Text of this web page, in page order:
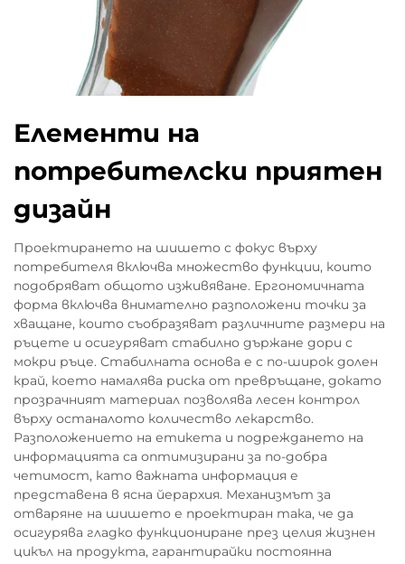
Елементи на
потребителски приятен
дизайн
Проектирането на шишето с фокус върху
потребителя включва множество функции, които
подобряват общото изживяване. Ергономичната
форма включва внимателно разположени точки за
хващане, които съобразяват различните размери на
ръцете и осигуряват стабилно държане дори с
мокри ръце. Стабилната основа е с по-широк долен
край, което намалява риска от превръщане, докато
прозрачният материал позволява лесен контрол
върху останалото количество лекарство.
Разположението на етикета и подреждането на
информацията са оптимизирани за по-добра
четимост, като важната информация е
представена в ясна йерархия. Механизмът за
отваряне на шишето е проектиран така, че да
осигурява гладко функциониране през целия жизнен
цикъл на продукта, гарантирайки постоянна